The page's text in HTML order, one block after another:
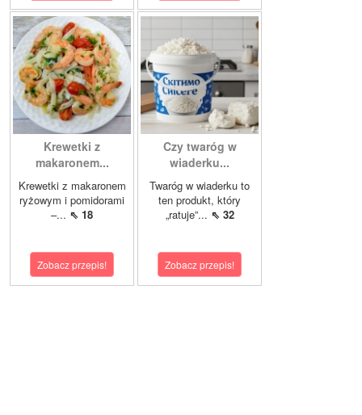
Krewetki z
makaronem...
Krewetki z makaronem
ryżowym i pomidorami
–... ⇖ 18
Zobacz przepis!
Czy twaróg w
wiaderku...
Twaróg w wiaderku to
ten produkt, który
„ratuje”... ⇖ 32
Zobacz przepis!